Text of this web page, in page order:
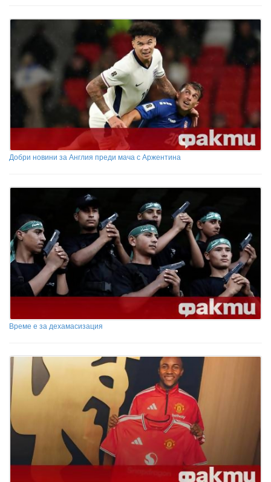
Добри новини за Англия преди мача с Аржентина
Време е за дехамасизация